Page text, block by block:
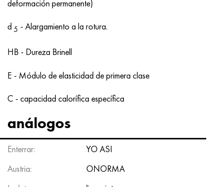
deformación permanente)
d 5 - Alargamiento a la rotura.
HB - Dureza Brinell
E - Módulo de elasticidad de primera clase
C - capacidad calorífica específica
análogos
Enterrar:
YO ASI
Austria:
ONORMA